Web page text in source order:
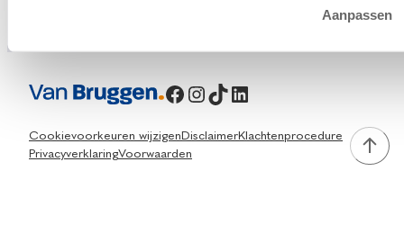
Aanpassen
Facebook
Instagram
TikTok
LinkedIn
Cookievoorkeuren wijzigen DisclaimerKlachtenprocedure
PrivacyverklaringVoorwaarden